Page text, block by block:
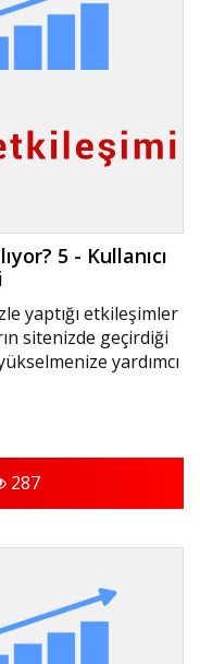
5 - Kullanıcı
yaptığı etkileşimler
sitenizde geçirdiği
yardımcı
287